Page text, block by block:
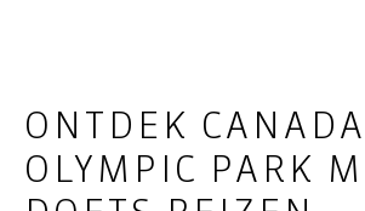
ONTDEK CANADA
OLYMPIC PARK